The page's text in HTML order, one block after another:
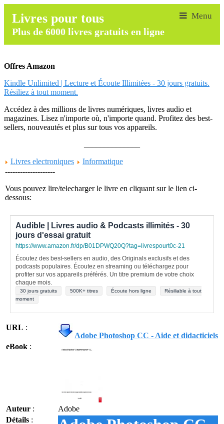
Livres pour tous
Plus de 6000 livres gratuits en ligne
Offres Amazon
Kindle Unlimited | Lecture et Écoute Illimitées - 30 jours gratuits.
Résiliez à tout moment.
Accédez à des millions de livres numériques, livres audio et
magazines. Lisez n'importe où, n'importe quand. Profitez des best-
sellers, nouveautés et plus sur tous vos appareils.
Livres electroniques
Informatique
--------------------
Vous pouvez lire/telecharger le livre en cliquant sur le lien ci-
dessous:
Audible | Livres audio & Podcasts illimités - 30
jours d'essai gratuit
https://www.amazon.fr/dp/B01DPWQ20Q?tag=livrespourt0c-21
Écoutez des best-sellers en audio, des Originals exclusifs et des
podcasts populaires. Écoutez en streaming ou téléchargez pour
profiter sur vos appareils préférés. Un titre premium de votre choix
chaque mois.
30 jours gratuits 500K+ titres Écoute hors ligne
Résiliable à tout
moment
URL :
Adobe Photoshop CC - Aide et didacticiels
eBook :
Auteur :
Adobe
Détails :